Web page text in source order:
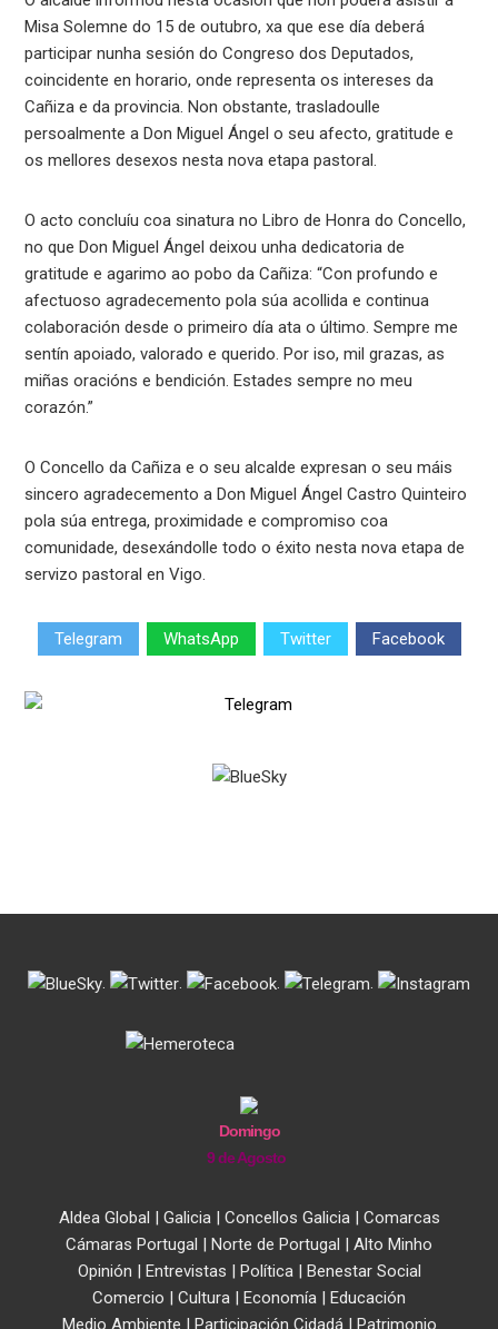
Misa Solemne do 15 de outubro, xa que ese día deberá
participar nunha sesión do Congreso dos Deputados,
coincidente en horario, onde representa os intereses da
Cañiza e da provincia. Non obstante, trasladoulle
persoalmente a Don Miguel Ángel o seu afecto, gratitude e
os mellores desexos nesta nova etapa pastoral.
O acto concluíu coa sinatura no Libro de Honra do Concello,
no que Don Miguel Ángel deixou unha dedicatoria de
gratitude e agarimo ao pobo da Cañiza: “Con profundo e
afectuoso agradecemento pola súa acollida e continua
colaboración desde o primeiro día ata o último. Sempre me
sentín apoiado, valorado e querido. Por iso, mil grazas, as
miñas oracións e bendición. Estades sempre no meu
corazón.”
O Concello da Cañiza e o seu alcalde expresan o seu máis
sincero agradecemento a Don Miguel Ángel Castro Quinteiro
pola súa entrega, proximidade e compromiso coa
comunidade, desexándolle todo o éxito nesta nova etapa de
servizo pastoral en Vigo.
Telegram WhatsApp Twitter Facebook
. . . .
Domingo
9 de Agosto
Aldea Global | Galicia| Concellos Galicia| Comarcas
Cámaras Portugal | Norte de Portugal | Alto Minho
Opinión | Entrevistas | Política| Benestar Social
Comercio | Cultura | Economía | Educación
Medio Ambiente | Participación Cidadá| Patrimonio